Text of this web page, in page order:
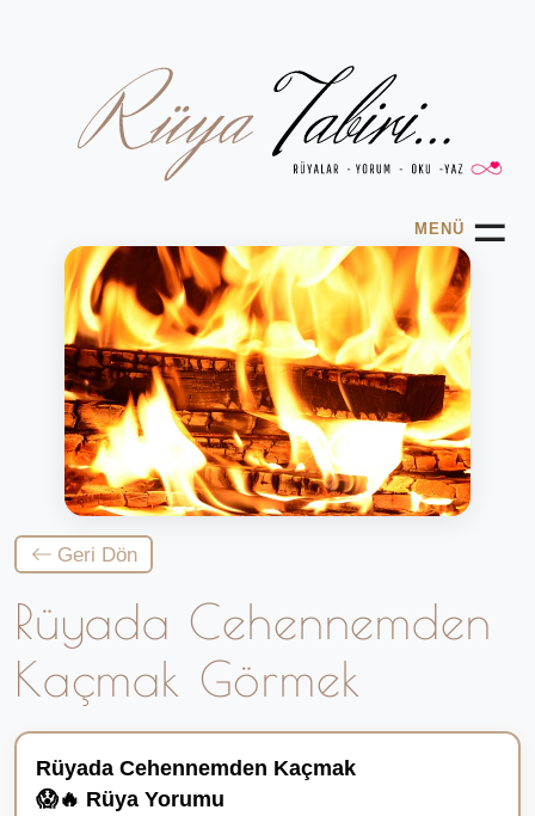
MENÜ ☰
Geri Dön
Rüyada Cehennemden
Kaçmak Görmek
Rüyada Cehennemden Kaçmak
😱🔥 Rüya Yorumu